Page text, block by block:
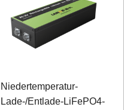
Niedertemperatur-
Lade-/Entlade-LiFePO4-